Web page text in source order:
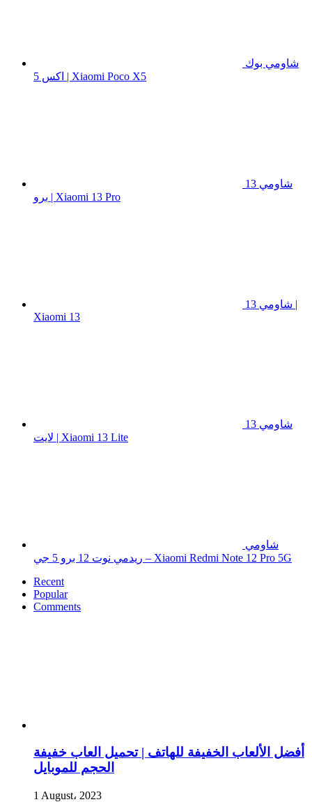
شاومي بوك
اكس 5 | Xiaomi Poco X5
شاومي 13
برو | Xiaomi 13 Pro
شاومي 13 |
Xiaomi 13
شاومي 13
لايت | Xiaomi 13 Lite
شاومي
ريدمي نوت 12 برو 5 جي – Xiaomi Redmi Note 12 Pro 5G
Recent
Popular
Comments
أفضل الألعاب الخفيفة للهاتف | تحميل العاب خفيفة
الحجم للموبايل
1 August، 2023